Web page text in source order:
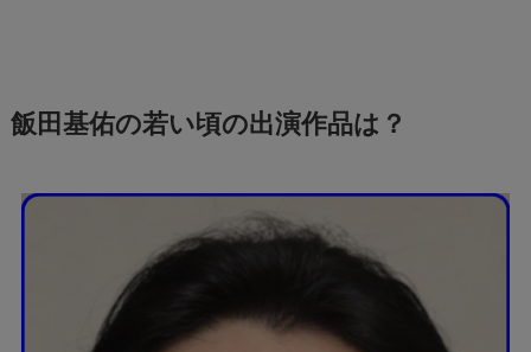
飯田基佑の若い頃の出演作品は？